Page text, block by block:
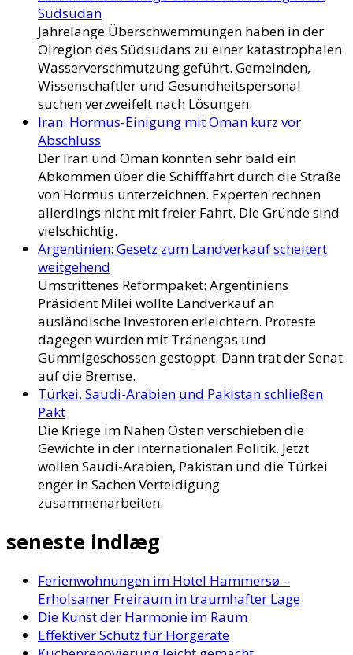
Südsudan
Jahrelange Überschwemmungen haben in der
Ölregion des Südsudans zu einer katastrophalen
Wasserverschmutzung geführt. Gemeinden,
Wissenschaftler und Gesundheitspersonal
suchen verzweifelt nach Lösungen.
Iran: Hormus-Einigung mit Oman kurz vor
Abschluss
Der Iran und Oman könnten sehr bald ein
Abkommen über die Schifffahrt durch die Straße
von Hormus unterzeichnen. Experten rechnen
allerdings nicht mit freier Fahrt. Die Gründe sind
vielschichtig.
Argentinien: Gesetz zum Landverkauf scheitert
weitgehend
Umstrittenes Reformpaket: Argentiniens
Präsident Milei wollte Landverkauf an
ausländische Investoren erleichtern. Proteste
dagegen wurden mit Tränengas und
Gummigeschossen gestoppt. Dann trat der Senat
auf die Bremse.
Türkei, Saudi-Arabien und Pakistan schließen
Pakt
Die Kriege im Nahen Osten verschieben die
Gewichte in der internationalen Politik. Jetzt
wollen Saudi-Arabien, Pakistan und die Türkei
enger in Sachen Verteidigung
zusammenarbeiten.
seneste indlæg
Ferienwohnungen im Hotel Hammersø –
Erholsamer Freiraum in traumhafter Lage
Die Kunst der Harmonie im Raum
Effektiver Schutz für Hörgeräte